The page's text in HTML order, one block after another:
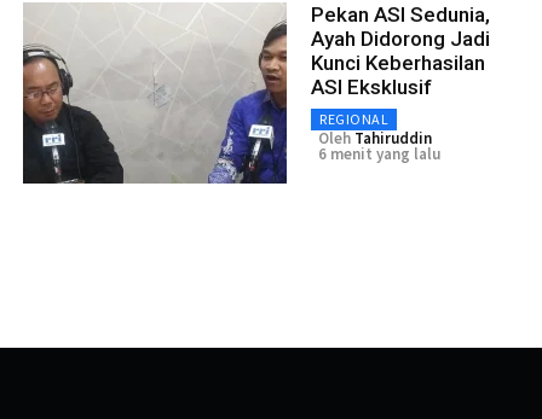
Pekan ASI Sedunia,
Ayah Didorong Jadi
Kunci Keberhasilan
ASI Eksklusif
REGIONAL
Oleh Tahiruddin
6 menit yang lalu